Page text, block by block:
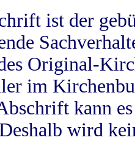
ist der
Original-
im
kann
wird